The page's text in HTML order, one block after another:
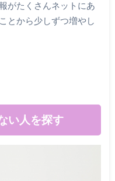
がたくさんネットにあ
とから少しずつ増やし
い人を探す